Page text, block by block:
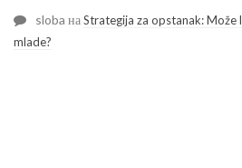
sloba наStrategija za opstanak:
mlade?